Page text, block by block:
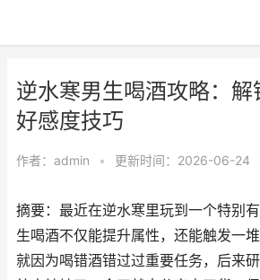
逆水寒男生喝酒攻略：解
好感度技巧
作者： admin • 更新时间：2026-06-24
摘要：最近在逆水寒里玩到一个特别
生喝酒不仅能提升属性，还能触发一
就因为喝错酒错过过重要任务，后来